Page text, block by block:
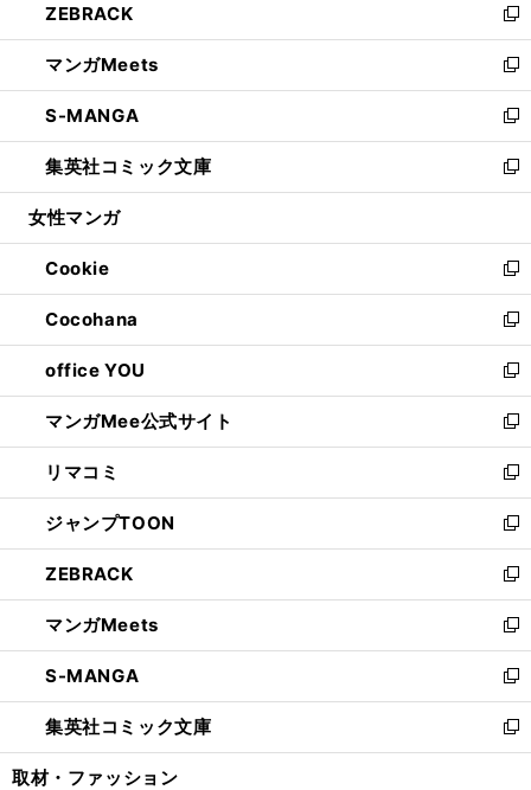
く
で
開
く
ド
ウ
で
開
く
ィ
ン
ド
ウ
で
開
く
い
ウ
ィ
ン
ド
ウ
で
開
ZEBRACK
新
し
い
ウ
ィ
ン
ド
ウ
開
く
マンガMeets
新
し
い
ウ
ィ
ン
ウ
で
開
く
S-MANGA
新
し
い
ウ
ン
ド
ウ
で
開
く
集英社コミック文庫
新
し
ウ
ィ
ン
ド
ウ
で
開
く
女性マンガ
Cookie
新
し
い
ウ
ィ
ン
ド
ウ
で
開
く
Cocohana
新
し
い
ウ
ィ
ン
ド
ウ
で
開
く
office YOU
新
し
い
ウ
ィ
ン
ド
ウ
で
開
く
マンガMee公式サイト
新
し
い
ウ
ィ
ン
ド
ウ
で
開
く
リマコミ
新
し
い
ウ
ィ
ン
ド
ウ
で
開
く
ジャンプTOON
新
し
い
ウ
ィ
ン
ド
ウ
で
開
ZEBRACK
新
し
い
ウ
ィ
ン
ド
ウ
マンガMeets
新
し
い
ウ
ィ
ン
S-MANGA
新
し
い
ウ
集英社コミック文庫
新
し
取材・ファッション